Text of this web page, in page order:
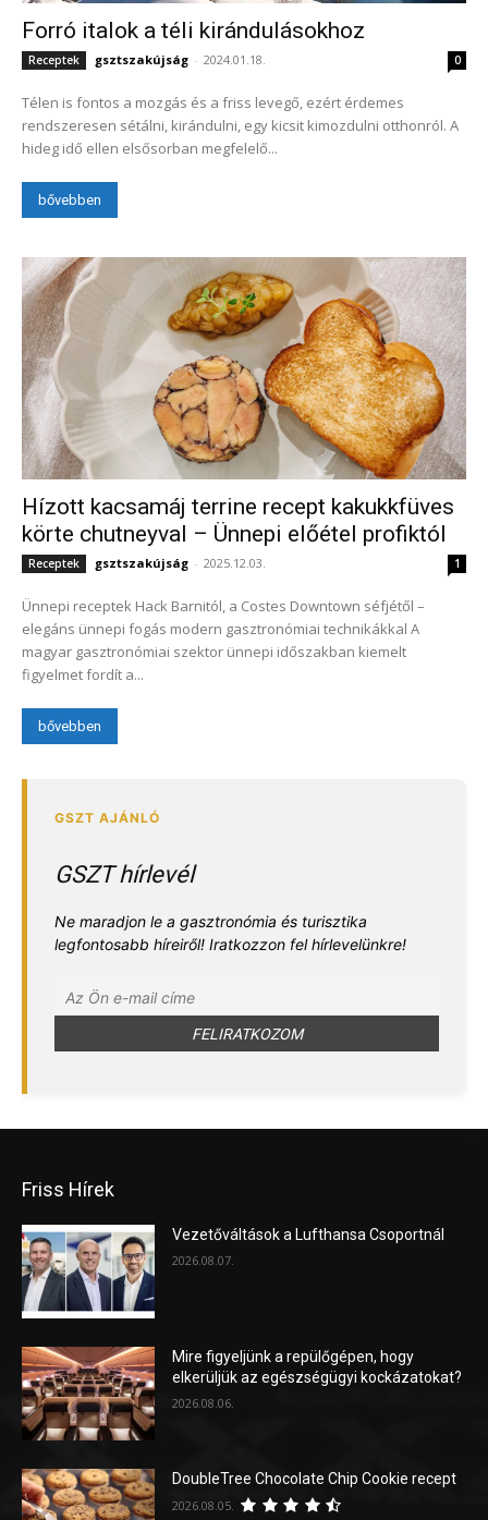
Forró italok a téli kirándulásokhoz
Receptek gsztszakújság - 2024.01.18. 0
Télen is fontos a mozgás és a friss levegő, ezért érdemes
rendszeresen sétálni, kirándulni, egy kicsit kimozdulni otthonról. A
hideg idő ellen elsősorban megfelelő...
bővebben
Hízott kacsamáj terrine recept kakukkfüves
körte chutneyval – Ünnepi előétel profiktól
Receptek gsztszakújság - 2025.12.03. 1
Ünnepi receptek Hack Barnitól, a Costes Downtown séfjétől –
elegáns ünnepi fogás modern gasztronómiai technikákkal A
magyar gasztronómiai szektor ünnepi időszakban kiemelt
figyelmet fordít a...
bővebben
GSZT hírlevél
Ne maradjon le a gasztronómia és turisztika
legfontosabb híreiről! Iratkozzon fel hírlevelünkre!
Friss Hírek
Vezetőváltások a Lufthansa Csoportnál
2026.08.07.
Mire figyeljünk a repülőgépen, hogy
elkerüljük az egészségügyi kockázatokat?
2026.08.06.
DoubleTree Chocolate Chip Cookie recept
2026.08.05.